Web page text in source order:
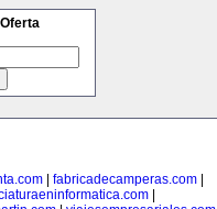
fabricadecamperas.com